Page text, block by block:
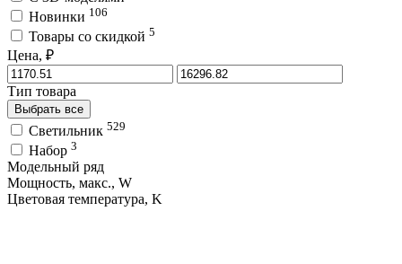
Новинки 106
Товары со скидкой 5
Цена, ₽
Тип товара
Выбрать все
Светильник 529
Набор 3
Модельный ряд
Мощность, макс., W
Цветовая температура, K